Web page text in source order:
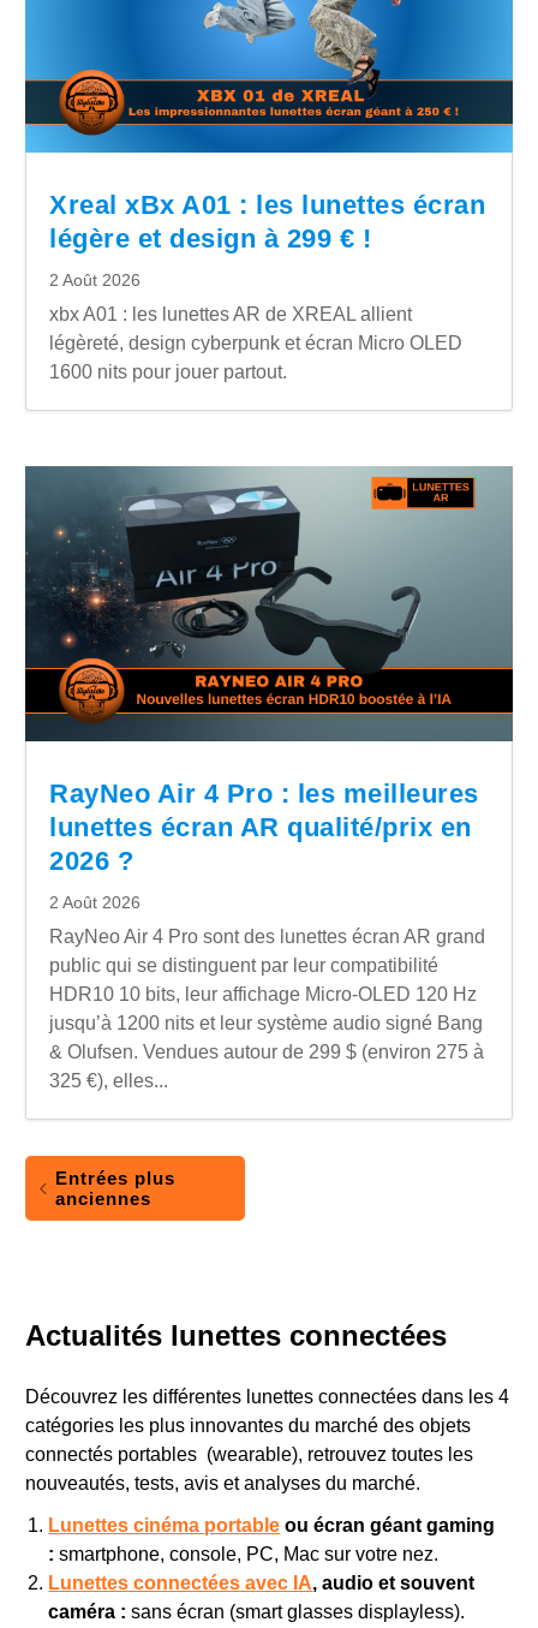
Xreal xBx A01 : les lunettes écran
légère et design à 299 € !
2 Août 2026
xbx A01 : les lunettes AR de XREAL allient
légèreté, design cyberpunk et écran Micro OLED
1600 nits pour jouer partout.
RayNeo Air 4 Pro : les meilleures
lunettes écran AR qualité/prix en
2026 ?
2 Août 2026
RayNeo Air 4 Pro sont des lunettes écran AR grand
public qui se distinguent par leur compatibilité
HDR10 10 bits, leur affichage Micro-OLED 120 Hz
jusqu’à 1200 nits et leur système audio signé Bang
& Olufsen. Vendues autour de 299 $ (environ 275 à
325 €), elles...
Entrées plus
anciennes
Actualités lunettes connectées
Découvrez les différentes lunettes connectées dans les 4
catégories les plus innovantes du marché des objets
connectés portables (wearable), retrouvez toutes les
nouveautés, tests, avis et analyses du marché.
Lunettes cinéma portable ou écran géant gaming
: smartphone, console, PC, Mac sur votre nez.
Lunettes connectées avec IA, audio et souvent
caméra : sans écran (smart glasses displayless).